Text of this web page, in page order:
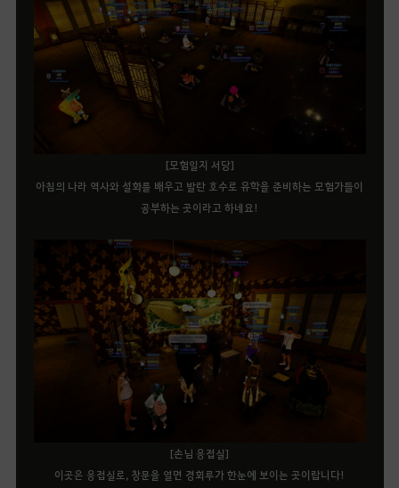
[모험일지 서당]
아침의 나라 역사와 설화를 배우고 발란 호수로 유학을 준비하는 모험가들이
공부하는 곳이라고 하네요!
[손님 응접실]
이곳은 응접실로, 창문을 열면 경회루가 한눈에 보이는 곳이랍니다!